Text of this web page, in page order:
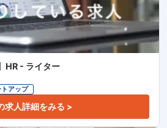
HR - ライター
アップ
求人詳細をみる >